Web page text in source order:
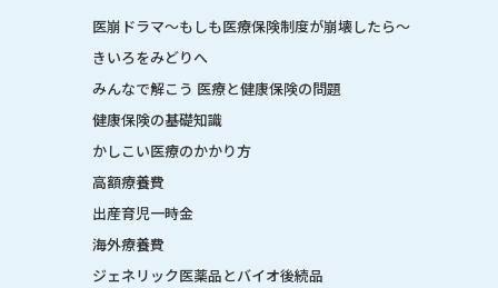
医崩ドラマ〜もしも医療保険制度が崩壊したら〜
きいろをみどりへ
みんなで解こう 医療と健康保険の問題
健康保険の基礎知識
かしこい医療のかかり方
高額療養費
出産育児一時金
海外療養費
ジェネリック医薬品とバイオ後続品